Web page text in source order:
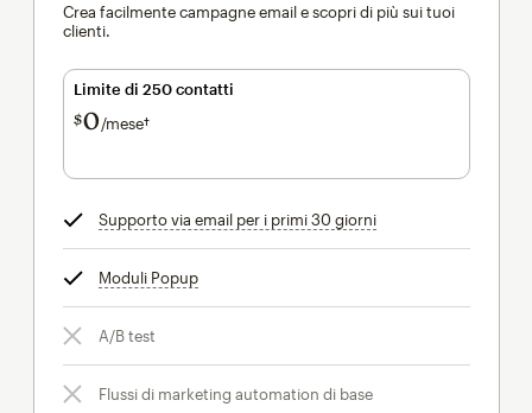
Crea facilmente campagne email e scopri di più sui tuoi
clienti.
Limite di 250 contatti
$0 /mese†al mese†
Supporto via email per i primi 30 giornitooltip
Moduli Popuptooltip
A/B test
Flussi di marketing automation di base